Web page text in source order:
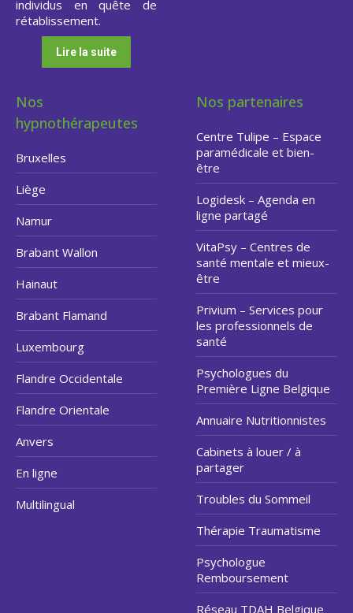
individus en quête de
rétablissement.
Lire la suite
Nos
hypnothérapeutes
Bruxelles
Liège
Namur
Brabant Wallon
Hainaut
Brabant Flamand
Luxembourg
Flandre Occidentale
Flandre Orientale
Anvers
En ligne
Multilingual
Nos partenaires
Centre Tulipe – Espace
paramédicale et bien-
être
Logidesk – Agenda en
ligne partagé
VitaPsy – Centres de
santé mentale et mieux-
être
Privium – Services pour
les professionnels de
santé
Psychologues du
Première Ligne Belgique
Annuaire Nutritionnistes
Cabinets à louer / à
partager
Troubles du Sommeil
Thérapie Traumatisme
Psychologue
Remboursement
Réseau TDAH Belgique